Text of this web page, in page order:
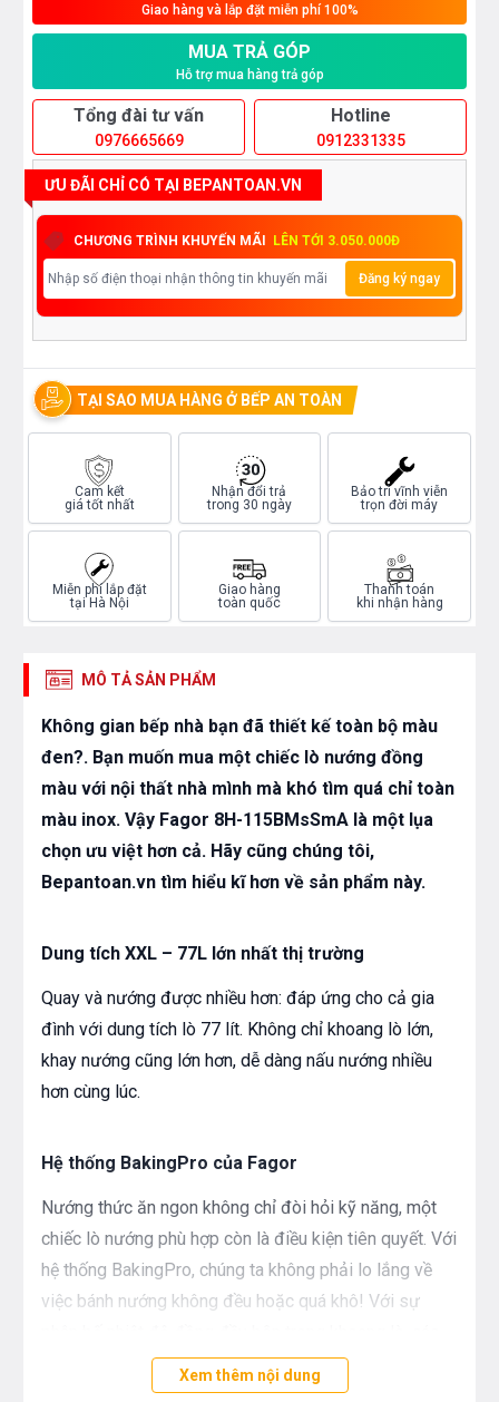
Giao hàng và lắp đặt miễn phí 100%
MUA TRẢ GÓP
Hỗ trợ mua hàng trả góp
Tổng đài tư vấn
0976665669
Hotline
0912331335
ƯU ĐÃI CHỈ CÓ TẠI BEPANTOAN.VN
CHƯƠNG TRÌNH KHUYẾN MÃI LÊN TỚI 3.050.000Đ
Đăng ký ngay
TẠI SAO MUA HÀNG Ở BẾP AN TOÀN
Cam kết
giá tốt nhất
Nhận đổi trả
trong 30 ngày
Bảo trì vĩnh viễn
trọn đời máy
Miễn phí lắp đặt
tại Hà Nội
Giao hàng
toàn quốc
Thanh toán
khi nhận hàng
MÔ TẢ SẢN PHẨM
Không gian bếp nhà bạn đã thiết kế toàn bộ màu
đen?. Bạn muốn mua một chiếc lò nướng đồng
màu với nội thất nhà mình mà khó tìm quá chỉ toàn
màu inox. Vậy Fagor 8H-115BMsSmA là một lụa
chọn ưu việt hơn cả. Hãy cũng chúng tôi,
Bepantoan.vn tìm hiểu kĩ hơn về sản phẩm này.
Dung tích XXL – 77L lớn nhất thị trường
Quay và nướng được nhiều hơn: đáp ứng cho cả gia
đình với dung tích lò 77 lít. Không chỉ khoang lò lớn,
khay nướng cũng lớn hơn, dễ dàng nấu nướng nhiều
hơn cùng lúc.
Hệ thống BakingPro của Fagor
Nướng thức ăn ngon không chỉ đòi hỏi kỹ năng, một
chiếc lò nướng phù hợp còn là điều kiện tiên quyết. Với
hệ thống BakingPro, chúng ta không phải lo lắng về
việc bánh nướng không đều hoặc quá khô! Với sự
loại bánh kem và bánh nướng luôn hoàn hảo từ bên
trong, mà không quá cháy ở rìa ngoài. Thậm chí những
Xem thêm nội dung